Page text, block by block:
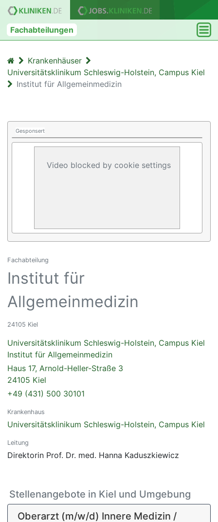
Fachabteilungen
Krankenhäuser
Universitätsklinikum Schleswig-Holstein, Campus Kiel
Institut für Allgemeinmedizin
Gesponsert
Video blocked by cookie settings
Fachabteilung
Institut für
Allgemeinmedizin
24105 Kiel
Universitätsklinikum Schleswig-Holstein, Campus Kiel
Institut für Allgemeinmedizin
Haus 17, Arnold-Heller-Straße 3
24105 Kiel
+49 (431) 500 30101
Krankenhaus
Universitätsklinikum Schleswig-Holstein, Campus Kiel
Leitung
Direktorin Prof. Dr. med. Hanna Kaduszkiewicz
Stellenangebote in Kiel und Umgebung
Oberarzt (m/w/d) Innere Medizin /